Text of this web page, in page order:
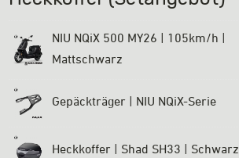
NIU NQiX 500 MY26 | 105km/h |
Mattschwarz
Gepäckträger | NIU NQiX-Serie
Heckkoffer | Shad SH33 | Schwarz